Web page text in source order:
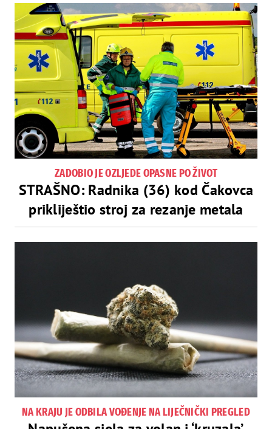
ZADOBIO JE OZLJEDE OPASNE PO ŽIVOT
STRAŠNO: Radnika (36) kod Čakovca
prikliještio stroj za rezanje metala
NA KRAJU JE ODBILA VOĐENJE NA LIJEČNIČKI PREGLED